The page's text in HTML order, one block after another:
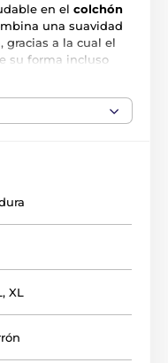
en el colchón
una suavidad
gracias a la cual el
su forma incluso
, XL